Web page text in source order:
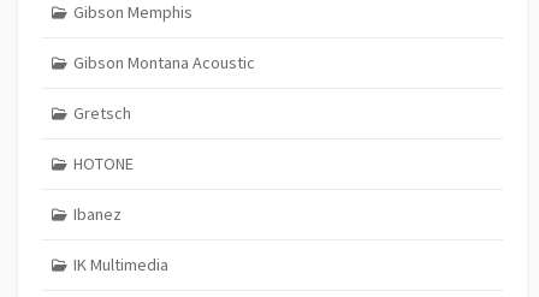
Gibson Memphis
Gibson Montana Acoustic
Gretsch
HOTONE
Ibanez
IK Multimedia